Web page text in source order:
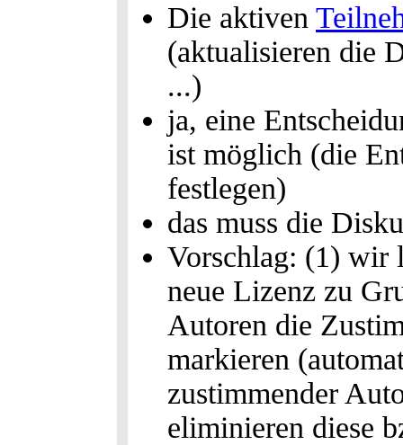
Die aktiven
(aktualisieren die
...)
ja, eine
ist möglich (die
festlegen)
das muss die
Vorschlag: (1) wir
neue Lizenz zu
Autoren die
markieren
zustimmender
eliminieren diese